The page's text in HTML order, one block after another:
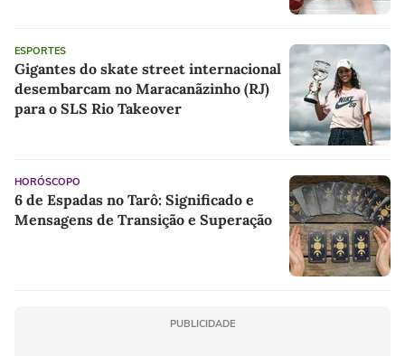
ESPORTES
Gigantes do skate street internacional
desembarcam no Maracanãzinho (RJ)
para o SLS Rio Takeover
HORÓSCOPO
6 de Espadas no Tarô: Significado e
Mensagens de Transição e Superação
PUBLICIDADE